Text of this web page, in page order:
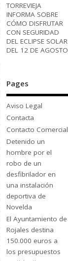
TORREVIEJA
INFORMA SOBRE
CÓMO DISFRUTAR
CON SEGURIDAD
DEL ECLIPSE SOLAR
DEL 12 DE AGOSTO
Pages
Aviso Legal
Contacta
Contacto Comercial
Detenido un
hombre por el
robo de un
desfibrilador en
una instalación
deportiva de
Novelda
El Ayuntamiento de
Rojales destina
150.000 euros a
los presupuestos